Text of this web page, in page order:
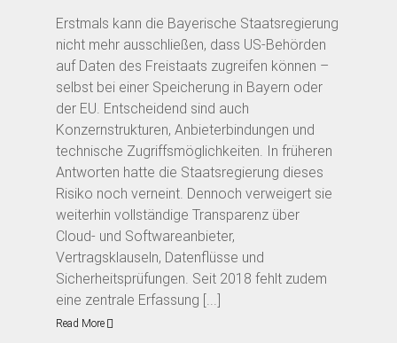
Erstmals kann die Bayerische Staatsregierung
nicht mehr ausschließen, dass US-Behörden
auf Daten des Freistaats zugreifen können –
selbst bei einer Speicherung in Bayern oder
der EU. Entscheidend sind auch
Konzernstrukturen, Anbieterbindungen und
technische Zugriffsmöglichkeiten. In früheren
Antworten hatte die Staatsregierung dieses
Risiko noch verneint. Dennoch verweigert sie
weiterhin vollständige Transparenz über
Cloud- und Softwareanbieter,
Vertragsklauseln, Datenflüsse und
Sicherheitsprüfungen. Seit 2018 fehlt zudem
eine zentrale Erfassung [...]
Read More